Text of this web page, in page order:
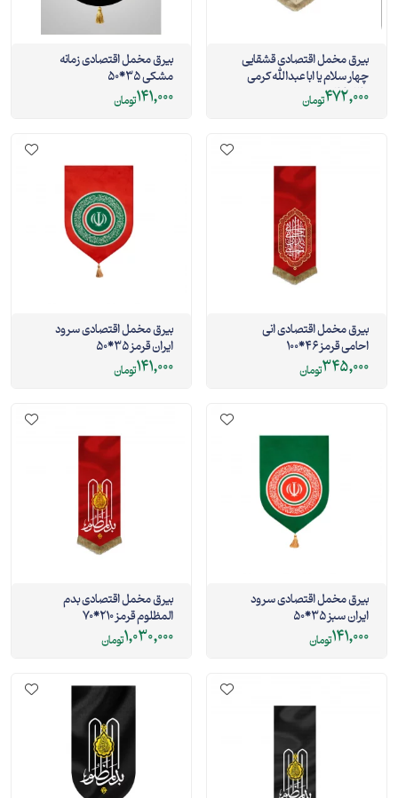
بیرق مخمل اقتصادی قشقایی
چهار سلام یا ابا عبدالله کرمی
140*46
472,000تومان
بیرق مخمل اقتصادی زمانه
مشکی 35*50
141,000تومان
بیرق مخمل اقتصادی انی
احامی قرمز 46*100
345,000تومان
بیرق مخمل اقتصادی سرود
ایران قرمز 35*50
141,000تومان
بیرق مخمل اقتصادی سرود
ایران سبز 35*50
141,000تومان
بیرق مخمل اقتصادی بدم
المظلوم قرمز 210*70
1,030,000تومان